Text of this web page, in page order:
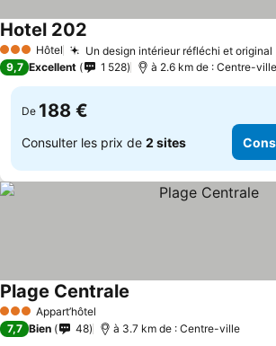
3 ÉtoilesHôtel Un design intérieur réfléchi et original
Hotel 202
9,7 Excellent 1 528 à 2.6 km de : Centre-ville
De 188 €
Consulter les prix de 2 sites
3 ÉtoilesAppart’hôtel
Plage Centrale
7,7 Bien 48 à 3.7 km de : Centre-ville